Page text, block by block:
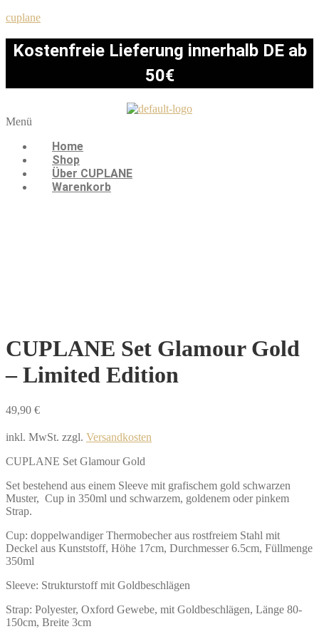
cuplane
Kostenfreie Lieferung innerhalb DE ab
50€
Menü
Home
Shop
Über CUPLANE
Warenkorb
CUPLANE Set Glamour Gold
– Limited Edition
49,90 €
inkl. MwSt. zzgl. Versandkosten
CUPLANE Set Glamour Gold
Set bestehend aus einem Sleeve mit grafischem gold schwarzen
Muster, Cup in 350ml und schwarzem, goldenem oder pinkem
Strap.
Cup: doppelwandiger Thermobecher aus rostfreiem Stahl mit
Deckel aus Kunststoff, Höhe 17cm, Durchmesser 6.5cm, Füllmenge
350ml
Sleeve: Strukturstoff mit Goldbeschlägen
Strap: Polyester, Oxford Gewebe, mit Goldbeschlägen, Länge 80-
150cm, Breite 3cm